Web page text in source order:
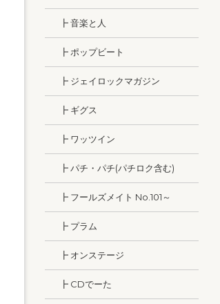
┣ 音楽と人
┣ ポップビート
┣ ジェイロックマガジン
┣ ギグス
┣ ワッツイン
┣ パチ・パチ(パチロク含む)
┣ フールズメイト No.101～
┣ プラム
┣ オンステージ
┣ CDでーた